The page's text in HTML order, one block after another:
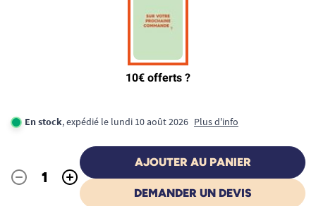
En stock, expédié le lundi 10 août 2026 Plus d'info
Quantité
- +
AJOUTER AU PANIER
DEMANDER UN DEVIS